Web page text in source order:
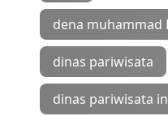
dena muhammad
dinas pariwisata
dinas pariwisata